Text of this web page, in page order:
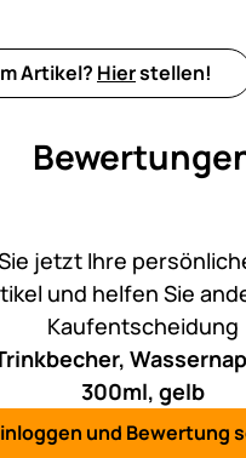
Artikel? Hierstellen!
jetzt Ihre
und helfen Sie
Kaufentscheidung
300ml, gelb
und Bewertung